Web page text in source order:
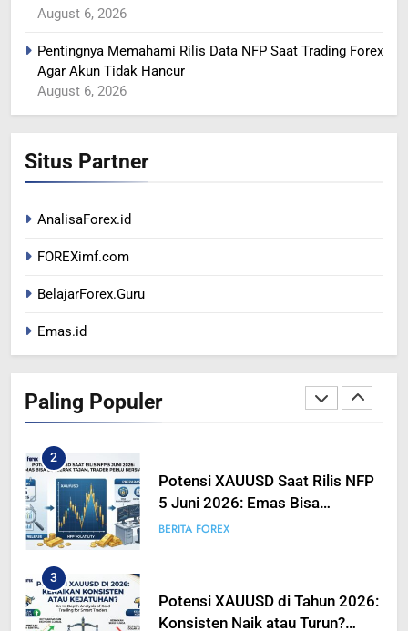
August 6, 2026
Pentingnya Memahami Rilis Data NFP Saat Trading Forex
Agar Akun Tidak Hancur
August 6, 2026
Situs Partner
AnalisaForex.id
FOREXimf.com
BelajarForex.Guru
Emas.id
Paling Populer
INTERVENSI
BERITA FOREX
366
MINYAK TERGELINCIR DI
367
1
Peta Makro 2026: Mengukur
Dampak Pergeseran Geopolitik
Terhadap Likuiditas Pasar Mata
Uang
BERITA FOREX
2
Potensi XAUUSD Saat Rilis NFP
5 Juni 2026: Emas Bisa
Bergerak Tajam, Traders Perlu
BERITA FOREX
3
Potensi XAUUSD di Tahun 2026:
Konsisten Naik atau Turun?